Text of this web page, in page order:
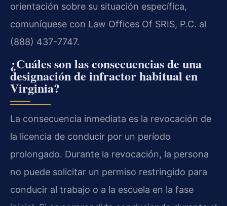
orientación sobre su situación específica,
comuníquese con Law Offices Of SRIS, P.C. al
(888) 437-7747.
¿Cuáles son las consecuencias de una
designación de infractor habitual en
Virginia?
La consecuencia inmediata es la revocación de
la licencia de conducir por un período
prolongado. Durante la revocación, la persona
no puede solicitar un permiso restringido para
conducir al trabajo o a la escuela en la fase